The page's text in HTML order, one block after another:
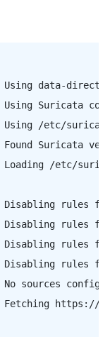
Using data-
Suricata
/etc/
Suricata
/etc/
rules
rules for
rules
rules
sources
https://